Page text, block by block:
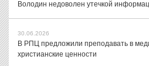
Володин недоволен утечкой
30.06.2026
В РПЦ предложили преподавать в
христианские ценности